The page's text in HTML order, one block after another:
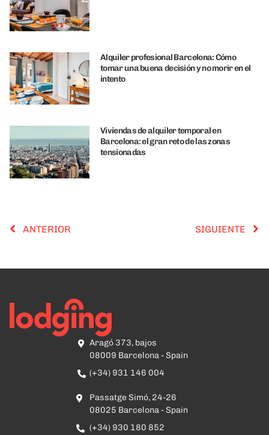
Alquiler profesional Barcelona: Cómo
tomar una buena decisión y no morir en el
intento
Viviendas de alquiler temporal en
Barcelona: el gran reto de las zonas
tensionadas
ANTERIOR SIGUIENTE
Aragó 373, bajos
08009 Barcelona - Spain
(+34) 931 146 004
Passatge Simó, 24-26
08025 Barcelona - Spain
(+34) 930 180 852